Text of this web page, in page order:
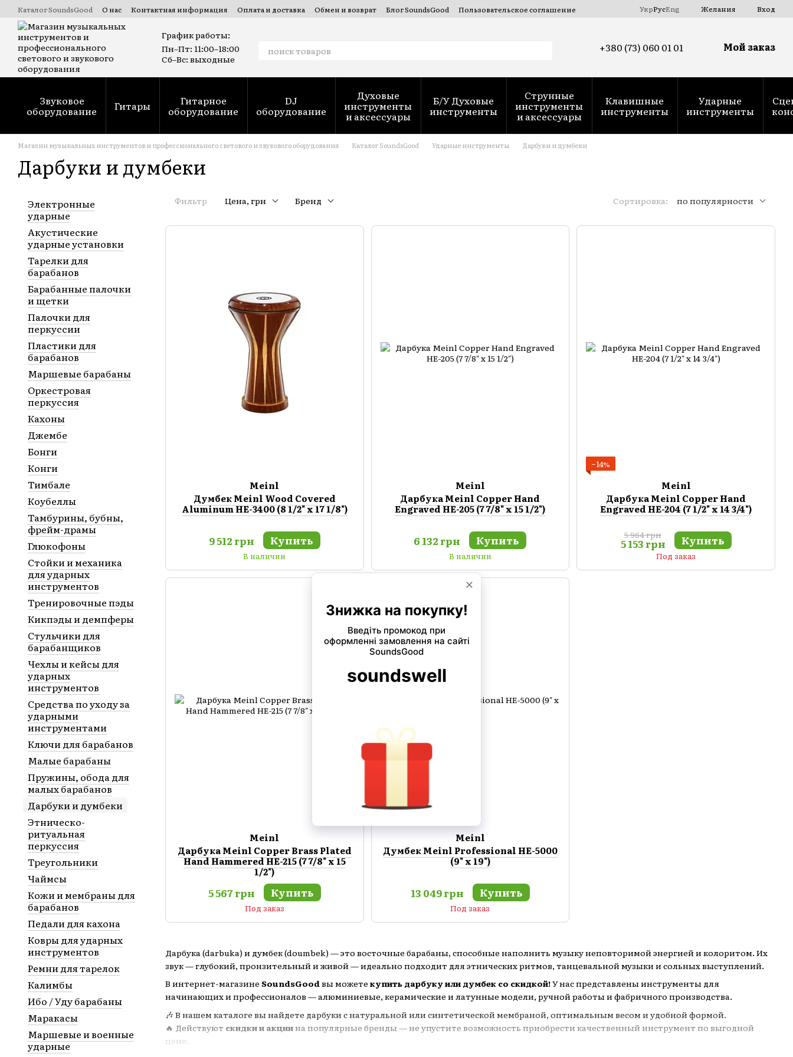
Перейти к основному контенту
Каталог SoundsGood О нас Контактная информация Оплата и доставка Обмен и возврат Блог SoundsGood
Пользовательское соглашение
УкрРусEng Желания Вход
График работы:
Пн–Пт: 11:00–18:00
Сб–Вс: выходные
+380 (73) 060 01 01 Мой заказ
Звуковое
оборудование Гитары Гитарное
оборудование
DJ
оборудование
Духовые
инструменты
и аксессуары
Б/У Духовые
инструменты
Струнные
инструменты
и аксессуары
Клавишные
инструменты
Ударные
инструменты
Магазин музыкальных инструментов и профессионального светового и звукового оборудования Каталог SoundsGood Ударные инструменты Дарбуки и думбеки
Дарбуки и думбеки
Фильтр Цена, грн Бренд Сортировка: по популярности
Дарбука (darbuka) и думбек (doumbek) — это восточные барабаны, способные наполнить музыку неповторимой энергией и колоритом. Их
звук — глубокий, пронзительный и живой — идеально подходит для этнических ритмов, танцевальной музыки и сольных выступлений.
В интернет-магазине SoundsGoodвы можете купить дарбуку или думбек со скидкой!У нас представлены инструменты для
начинающих и профессионалов — алюминиевые, керамические и латунные модели, ручной работы и фабричного производства.
🎶 В нашем каталоге вы найдете дарбуки с натуральной или синтетической мембраной, оптимальным весом и удобной формой.
🔥 Действуют скидки и акциина популярные бренды — не упустите возможность приобрести качественный инструмент по выгодной
цене.
Meinl
Думбек Meinl Wood Covered
Aluminum HE-3400 (8 1/2" x 17 1/8")
9 512 грн Купить
В наличии
Meinl
Дарбука Meinl Copper Hand
Engraved HE-205 (7 7/8" x 15 1/2")
6 132 грн Купить
В наличии
−14%
Meinl
Дарбука Meinl Copper Hand
Engraved HE-204 (7 1/2" x 14 3/4")
5 964 грн
5 153 грн Купить
Под заказ
Meinl
Дарбука Meinl Copper Brass Plated
Hand Hammered HE-215 (7 7/8" x 15
1/2")
5 567 грн Купить
Под заказ
Meinl
Думбек Meinl Professional HE-5000
(9" x 19")
13 049 грн Купить
Под заказ
Электронные
ударные
Акустические
ударные установки
Тарелки для
барабанов
Барабанные палочки
и щетки
Палочки для
перкуссии
Пластики для
барабанов
Маршевые барабаны
Оркестровая
перкуссия
Кахоны
Джембе
Бонги
Конги
Тимбале
Коубеллы
Тамбурины, бубны,
фрейм-драмы
Глюкофоны
Стойки и механика
для ударных
инструментов
Тренировочные пэды
Кикпэды и демпферы
Стульчики для
барабанщиков
Чехлы и кейсы для
ударных
инструментов
Средства по уходу за
ударными
инструментами
Ключи для барабанов
Малые барабаны
Пружины, обода для
малых барабанов
Дарбуки и думбеки
Этническо-
ритуальная
перкуссия
Треугольники
Чаймсы
Кожи и мембраны для
барабанов
Педали для кахона
Ковры для ударных
инструментов
Ремни для тарелок
Калимбы
Ибо / Уду барабаны
Маракасы
Маршевые и военные
ударные